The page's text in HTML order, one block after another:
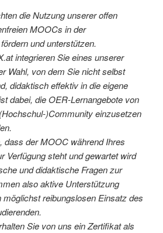
die Nutzung unserer offen
MOOCs in der
und unterstützen.
integrieren Sie eines unserer
Wahl, von dem Sie nicht selbst
didaktisch effektiv in die eigene
dabei, die OER-Lernangebote von
)Community einzusetzen
dass der MOOC während Ihres
Verfügung steht und gewartet wird
und didaktische Fragen zur
also aktive Unterstützung
reibungslosen Einsatz des
Sie von uns ein Zertifikat als